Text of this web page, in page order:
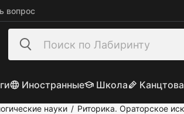
вопрос
Иностранные Школа
науки / Риторика. Ораторское